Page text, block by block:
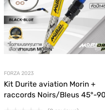
FORZA 2023
Kit Durite aviation Morin +
raccords Noirs/Bleus 45°-